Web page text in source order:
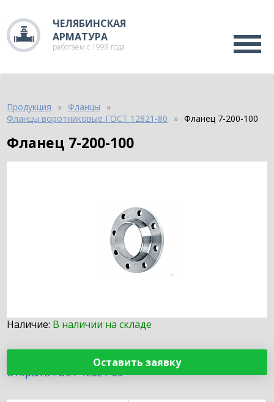
ЧЕЛЯБИНСКАЯ
АРМАТУРА
работаем с 1998 года
Продукция
Фланцы
Фланцы воротниковые ГОСТ 12821-80
Фланец 7-200-100
Фланец 7-200-100
Наличие: В наличии на складе
Оставить заявку
Открыть ГОСТ 12821-80